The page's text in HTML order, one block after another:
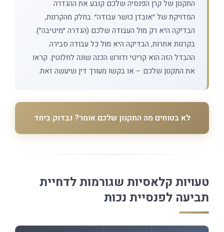
התקנון של קרן הפנסיה שלכם קובע את ההגדרה
המדויקת של ״אובדן כושר עבודה״. בחלק מהקרנות,
הבדיקה היא רק מול העבודה שלכם (הגדרה ״מיטיבה״).
בקרנות אחרות, הבדיקה היא מול כל עבודה סבירה.
ההבדל הזה הוא קריטי ודורש הכנה שונה לחלוטין. קראו
את התקנון שלכם – או בקשו מעורך דין שיעשה זאת.
לא בטוחים מה התקנון שלכם אומר? נבדוק ביחד
טעויות קלאסיות שגורמות לדחיית
תביעה לפנסיית נכות